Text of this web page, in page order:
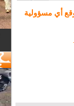
أي مسؤولية